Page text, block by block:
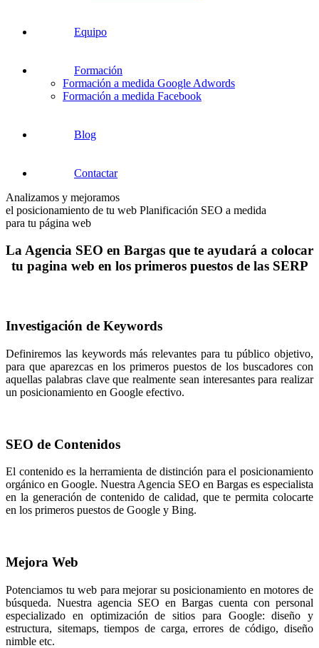
Equipo
Formación
Formación a medida Google Adwords
Formación a medida Facebook
Blog
Contactar
Analizamos y mejoramos
el posicionamiento de tu web Planificación SEO a medida
para tu página web
La Agencia SEO en Bargas que te ayudará a colocar
tu pagina web en los primeros puestos de las SERP
Investigación de Keywords
Definiremos las keywords más relevantes para tu público objetivo,
para que aparezcas en los primeros puestos de los buscadores con
aquellas palabras clave que realmente sean interesantes para realizar
un posicionamiento en Google efectivo.
SEO de Contenidos
El contenido es la herramienta de distinción para el posicionamiento
orgánico en Google. Nuestra Agencia SEO en Bargas es especialista
en la generación de contenido de calidad, que te permita colocarte
en los primeros puestos de Google y Bing.
Mejora Web
Potenciamos tu web para mejorar su posicionamiento en motores de
búsqueda. Nuestra agencia SEO en Bargas cuenta con personal
especializado en optimización de sitios para Google: diseño y
estructura, sitemaps, tiempos de carga, errores de código, diseño
nimble etc.